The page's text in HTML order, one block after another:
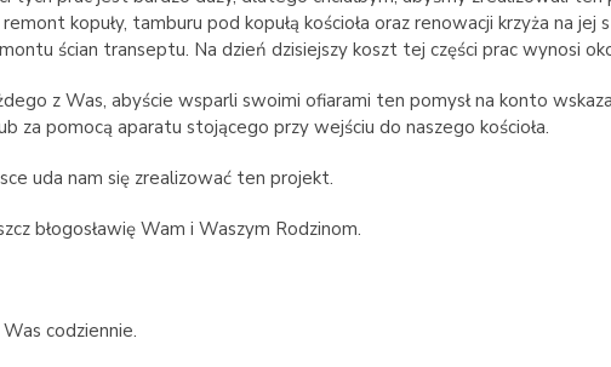
kopuły, tamburu pod kopułą kościoła oraz renowacji krzyża na jej
ścian transeptu. Na dzień dzisiejszy koszt tej części prac wynosi
z Was, abyście wsparli swoimi ofiarami ten pomysł na konto
za pomocą aparatu stojącego przy wejściu do naszego kościoła.
uda nam się zrealizować ten projekt.
błogosławię Wam i Waszym Rodzinom.
codziennie.